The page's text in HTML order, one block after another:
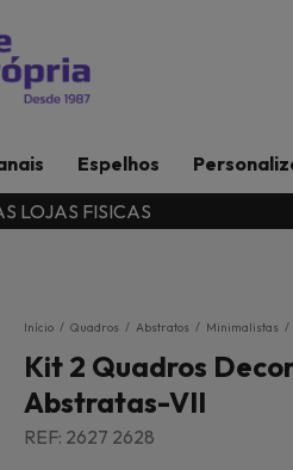
LOJAS FISICAS
Espelhos
Início / Quadros / Abstratos / Minimalistas /
Kit 2 Quadros
Abstratas-VII
REF: 2627 2628